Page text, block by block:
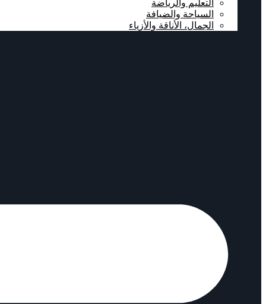
التعليم والرياضة
السياحة والضيافة
الجمال، الأناقة والأزياء